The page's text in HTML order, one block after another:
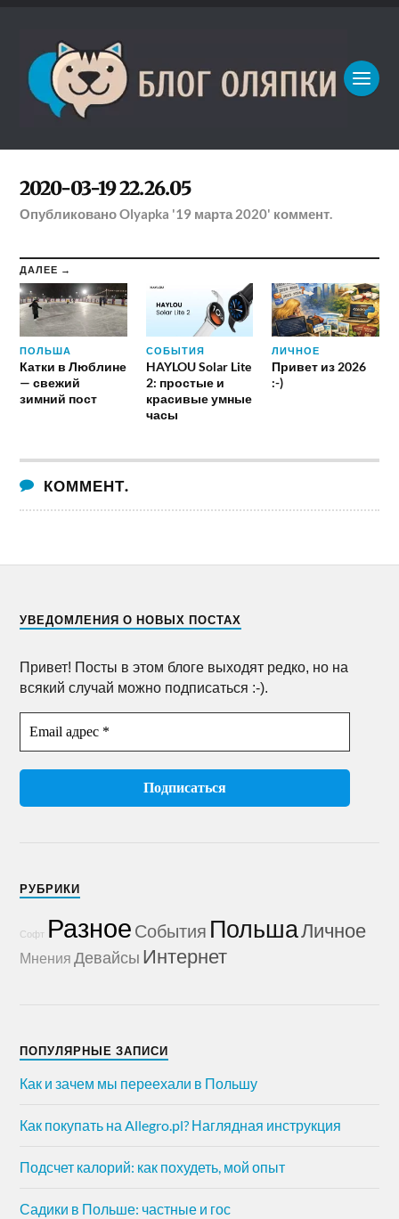
2020-03-19 22.26.05
ОпубликованоOlyapka '19 марта 2020' коммент.
ДАЛЕЕ →
ПОЛЬША
Катки в Люблине
— свежий
зимний пост
СОБЫТИЯ
HAYLOU Solar Lite
2: простые и
красивые умные
часы
ЛИЧНОЕ
Привет из 2026
:-)
КОММЕНТ.
УВЕДОМЛЕНИЯ О НОВЫХ ПОСТАХ
Привет! Посты в этом блоге выходят редко, но на
всякий случай можно подписаться :-).
РУБРИКИ
Софт Разное События ПольшаЛичное
Мнения Девайсы Интернет
ПОПУЛЯРНЫЕ ЗАПИСИ
Как и зачем мы переехали в Польшу
Как покупать на Allegro.pl? Наглядная инструкция
Подсчет калорий: как похудеть, мой опыт
Садики в Польше: частные и гос